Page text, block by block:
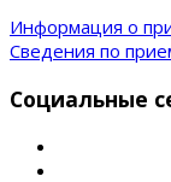
Информация о
Сведения по
Социальные